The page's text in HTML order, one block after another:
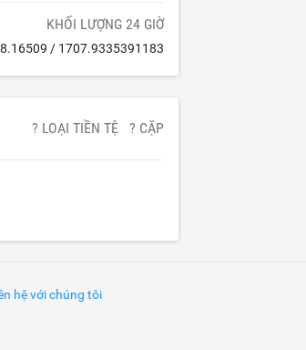
KHỐI LƯỢNG 24 GIỜ
/ 1707.9335391183
? LOẠI TIỀN TỆ ? CẶP
hệ với chúng tôi